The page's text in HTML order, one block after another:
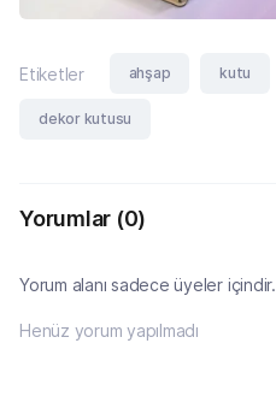
Etiketler ahşap kutu
dekor kutusu
Yorumlar (0)
Yorum alanı sadece üyeler içindir.
Henüz yorum yapılmadı